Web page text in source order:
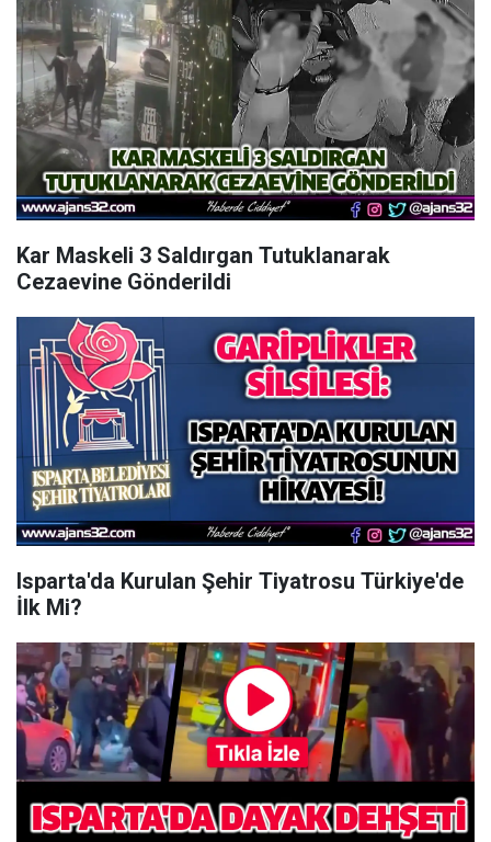
Kar Maskeli 3 Saldırgan Tutuklanarak
Cezaevine Gönderildi
Isparta'da Kurulan Şehir Tiyatrosu Türkiye'de
İlk Mi?